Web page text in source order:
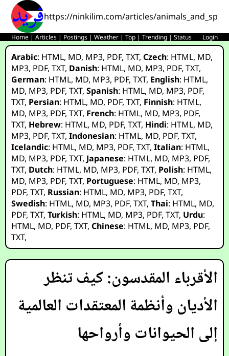
https://ninkilim.com/articles/
Home |Articles | Postings |Weather |Top |Trending |Status Login
Arabic: HTML, MD, MP3, PDF,TXT,Czech: HTML, MD,
MP3, PDF,TXT, Danish: HTML, MD, MP3, PDF,TXT,
German: HTML, MD, MP3, PDF,TXT, English: HTML,
MD, MP3, PDF,TXT,Spanish: HTML, MD, MP3, PDF,
TXT, Persian: HTML, MD, PDF,TXT, Finnish: HTML,
MD, MP3, PDF,TXT, French: HTML, MD, MP3, PDF,
TXT, Hebrew: HTML, MD, PDF,TXT, Hindi: HTML, MD,
MP3, PDF,TXT,Indonesian: HTML, MD, PDF,TXT,
Icelandic: HTML, MD, MP3, PDF,TXT,Italian: HTML,
MD, MP3, PDF,TXT, Japanese: HTML, MD, MP3, PDF,
TXT, Dutch: HTML, MD, MP3, PDF,TXT, Polish: HTML,
MD, MP3, PDF,TXT, Portuguese: HTML, MD, MP3,
PDF,TXT, Russian: HTML, MD, MP3, PDF,TXT,
Swedish: HTML, MD, MP3, PDF,TXT,Thai: HTML, MD,
PDF,TXT,Turkish: HTML, MD, MP3, PDF,TXT, Urdu:
HTML, MD, PDF,TXT,Chinese: HTML, MD, MP3, PDF,
TXT,
الأقرباء المقدسون: كيف تنظر
الأديان وأنظمة المعتقدات العالمية
إلى الحيوانات وأرواحها